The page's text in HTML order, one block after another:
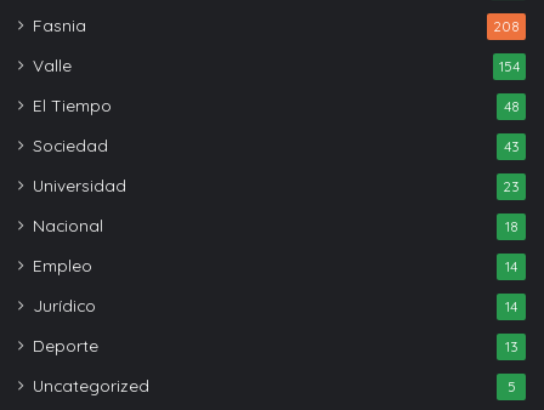
Fasnia 208
Valle 154
El Tiempo 48
Sociedad 43
Universidad 23
Nacional 18
Empleo 14
Jurídico 14
Deporte 13
Uncategorized 5